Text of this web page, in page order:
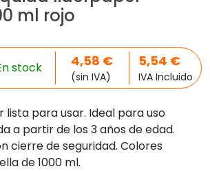
ml rojo
stock 4,58 €
(sin IVA)
5,54 €
IVA Incluido
lista para usar. Ideal para uso
a partir de los 3 años de edad.
cierre de seguridad. Colores
de 1000 ml.